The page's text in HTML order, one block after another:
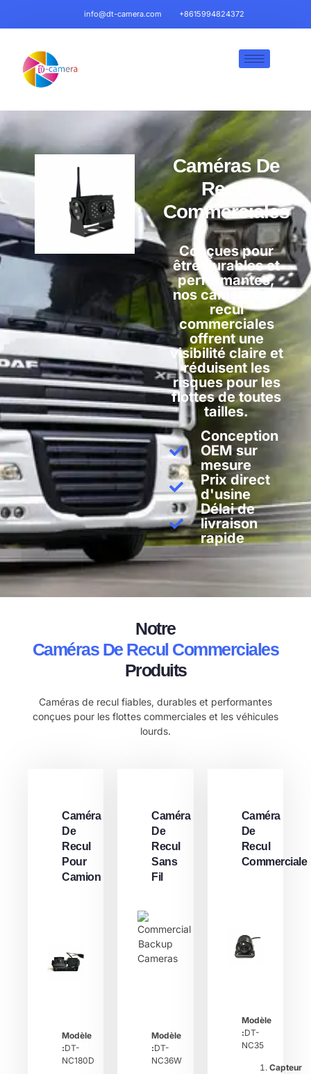
info@dt-camera.com +8615994824372
Caméras De
Recul
Commerciales
Conçues pour
être durables et
performantes,
nos caméras de
recul
commerciales
offrent une
visibilité claire et
réduisent les
risques pour les
flottes de toutes
tailles.
Conception
OEM sur
mesure
Prix direct
d'usine
Délai de
livraison
rapide
Notre
Caméras De Recul Commerciales
Produits
Caméras de recul fiables, durables et performantes
conçues pour les flottes commerciales et les véhicules
lourds.
Caméra
De
Recul
Pour
Camion
Modèle
:DT-
NC180D
Caméra
De
Recul
Sans
Fil
Modèle
:DT-
NC36W
Caméra
De
Recul
Commerciale
Modèle
:DT-
NC35
Capteur